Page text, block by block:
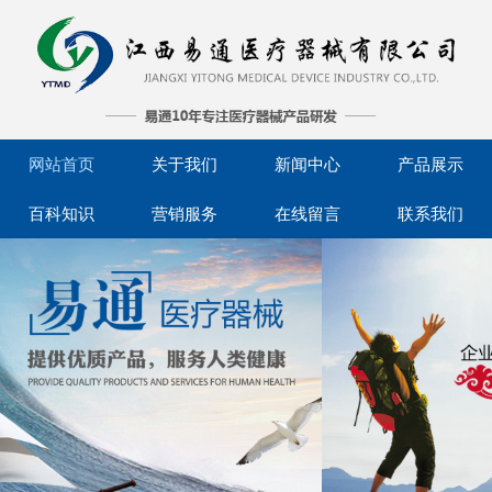
网站首页 关于我们 新闻中心 产品展示
百科知识 营销服务 在线留言 联系我们